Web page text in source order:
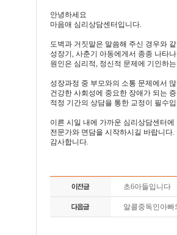
안녕하세요
마음애 심리상담센터입니다.
도벽과 거짓말은 말씀해 주신 경우와
성장기, 사춘기 아동에게서 종종 나타
원인은 심리적, 정신적 문제에 기인하
성장과정 중 부모와의 소통 문제에서
건강한 사회성에 중요한 장애가 되는
적정 기간의 상담을 통한 교정이 필수
이른 시일 내에 가까운 심리상담센터에
전문가와 면담을 시작하시길 바랍니다.
감사합니다.
초6아들입니다
알콜중독인아빠